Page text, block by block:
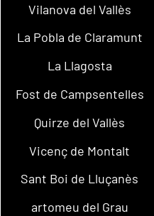
Vilanova del Vallès
La Pobla de Claramunt
La Llagosta
Fost de Campsentelles
Quirze del Vallès
Vicenç de Montalt
Sant Boi de Lluçanès
artomeu del Grau